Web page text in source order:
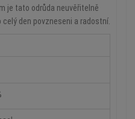
je tato odrůda neuvěřitelně
den povzneseni a radostní.